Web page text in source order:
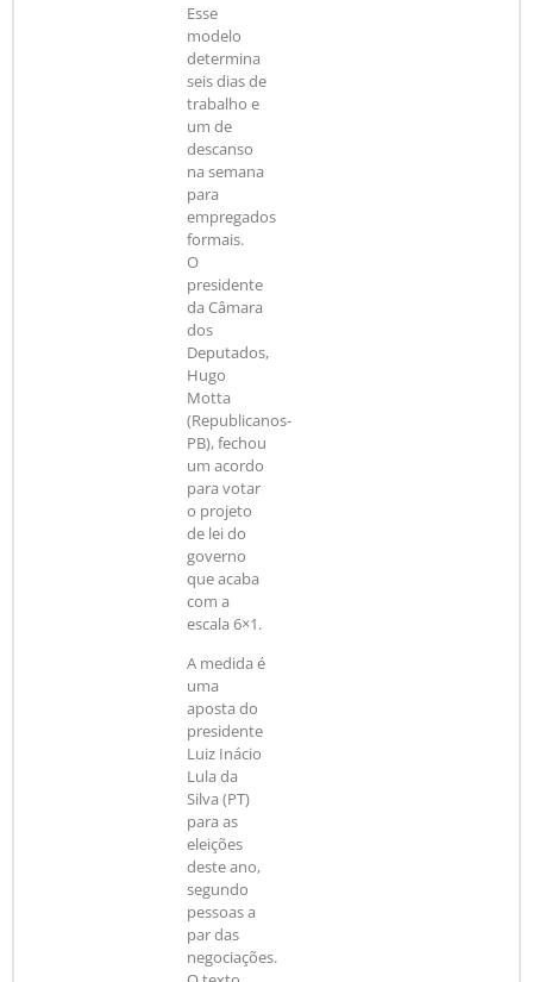
Esse
modelo
determina
seis dias de
trabalho e
um de
descanso
na semana
para
empregados
formais.
O
presidente
da Câmara
dos
Deputados,
Hugo
Motta
(Republicanos-
PB), fechou
um acordo
para votar
o projeto
de lei do
governo
que acaba
com a
escala 6×1.
A medida é
uma
aposta do
presidente
Luiz Inácio
Lula da
Silva (PT)
para as
eleições
deste ano,
segundo
pessoas a
par das
negociações.